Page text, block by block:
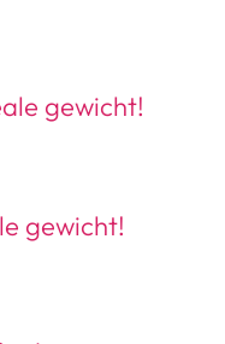
gewicht!